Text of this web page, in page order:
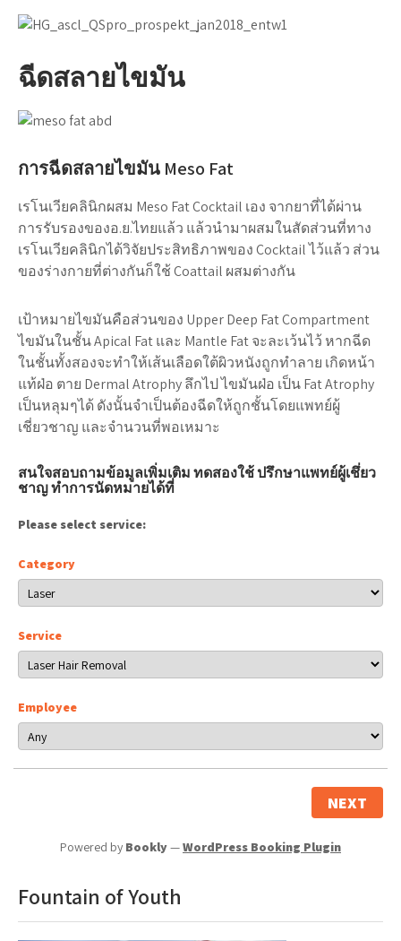
ฉีดสลายไขมัน
การฉีดสลายไขมัน Meso Fat
เรโนเวียคลินิกผสม Meso Fat Cocktail เอง จากยาที่ได้ผ่าน
การรับรองของอ.ย.ไทยแล้ว แล้วนำมาผสมในสัดส่วนที่ทาง
เรโนเวียคลินิกได้วิจัยประสิทธิภาพของ Cocktail ไว้แล้ว ส่วน
ของร่างกายที่ต่างกันก็ใช้ Coattail ผสมต่างกัน
เป้าหมายไขมันคือส่วนของ Upper Deep Fat Compartment
ไขมันในชั้น Apical Fat และ Mantle Fat จะละเว้นไว้ หากฉีด
ในชั้นทั้งสองจะทำให้เส้นเลือดใต้ผิวหนังถูกทำลาย เกิดหน้า
แท้ฝ่อ ตาย Dermal Atrophy ลึกไป ไขมันฝ่อ เป็น Fat Atrophy
เป็นหลุมๆได้ ดังนั้นจำเป็นต้องฉีดให้ถูกชั้นโดยแพทย์ผู้
เชี่ยวชาญ และจำนวนที่พอเหมาะ
สนใจสอบถามข้อมูลเพิ่มเติม ทดสองใช้ ปรึกษาแพทย์ผู้เชึ่ยว
ชาญ ทำการนัดหมายได้ที่
Please select service:
Category
Service
Employee
NEXT
Powered by Bookly—WordPress Booking Plugin
Fountain of Youth